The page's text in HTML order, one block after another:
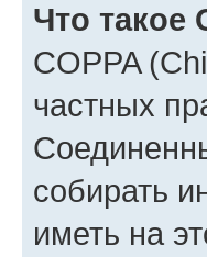
Что такое
COPPA
частных
собирать
иметь на